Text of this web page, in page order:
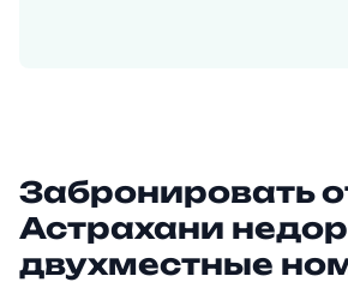
Забронировать
Астрахани
двухместные